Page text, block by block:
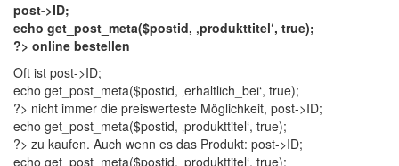
post->ID;
echo get_post_meta($postid, ‚produkttitel‘, true);
?> online bestellen
Oft ist post->ID;
echo get_post_meta($postid, ‚erhaltlich_bei‘, true);
?> nicht immer die preiswerteste Möglichkeit, post->ID;
echo get_post_meta($postid, ‚produkttitel‘, true);
?> zu kaufen. Auch wenn es das Produkt: post->ID;
echo get_post_meta($postid, ‚produkttitel‘, true);